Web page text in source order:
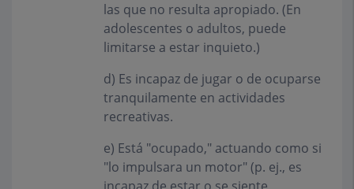
las que no resulta apropiado. (En
adolescentes o adultos, puede
limitarse a estar inquieto.)
d) Es incapaz de jugar o de ocuparse
tranquilamente en actividades
recreativas.
e) Está "ocupado," actuando como si
"lo impulsara un motor" (p. ej., es